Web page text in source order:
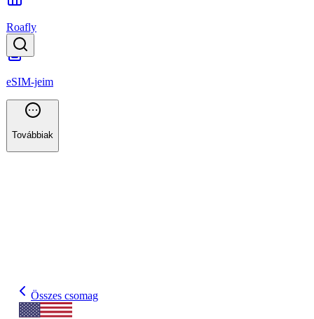
Roafly
eSIM-jeim
Továbbiak
Összes csomag